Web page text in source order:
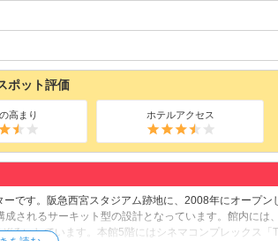
ポット評価
高まり ホテルアクセス
です。阪急西宮スタジアム跡地に、2008年にオープン
されるサーキット型の設計となっています。館内には
ろいしています。本館5階にはシネマコンプレックス「